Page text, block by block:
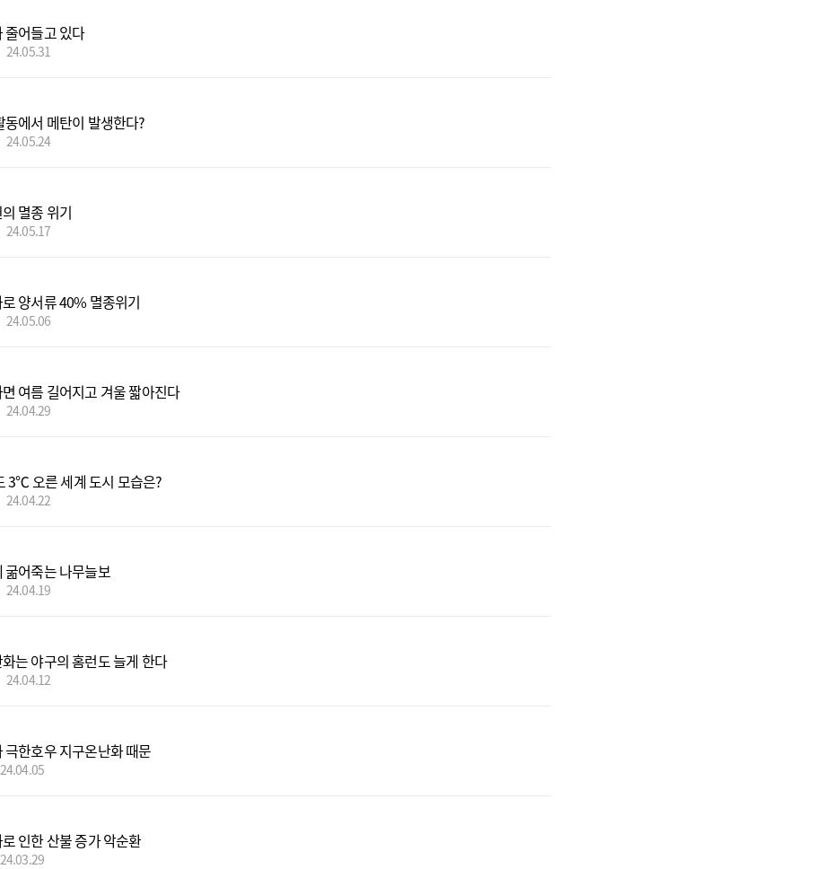
줄어들고 있다
24.05.31
동에서 메탄이 발생한다?
24.05.24
멸종 위기
24.05.17
양서류 40% 멸종위기
24.05.06
여름 길어지고 겨울 짧아진다
24.04.29
3℃ 오른 세계 도시 모습은?
24.04.22
굶어죽는 나무늘보
24.04.19
는 야구의 홈런도 늘게 한다
24.04.12
극한호우 지구온난화 때문
24.04.05
인한 산불 증가 악순환
24.03.29